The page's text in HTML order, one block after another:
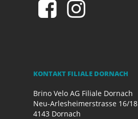
KONTAKT FILIALE DORNACH
Brino Velo AG Filiale Dornach
Neu-Arlesheimerstrasse 16/18
4143 Dornach